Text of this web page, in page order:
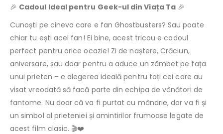
🎉 Cadoul Ideal pentru Geek-ul din Viața Ta🎉
Cunoști pe cineva care e fan Ghostbusters? Sau poate
chiar tu ești acel fan! Ei bine, acest tricou e cadoul
perfect pentru orice ocazie! Zi de naștere, Crăciun,
aniversare, sau doar pentru a aduce un zâmbet pe fața
unui prieten – e alegerea ideală pentru toți cei care au
visat vreodată să facă parte din echipa de vânători de
fantome. Nu doar că va fi purtat cu mândrie, dar va fi și
un simbol al prieteniei și amintirilor frumoase legate de
acest film clasic. 🎬❤️